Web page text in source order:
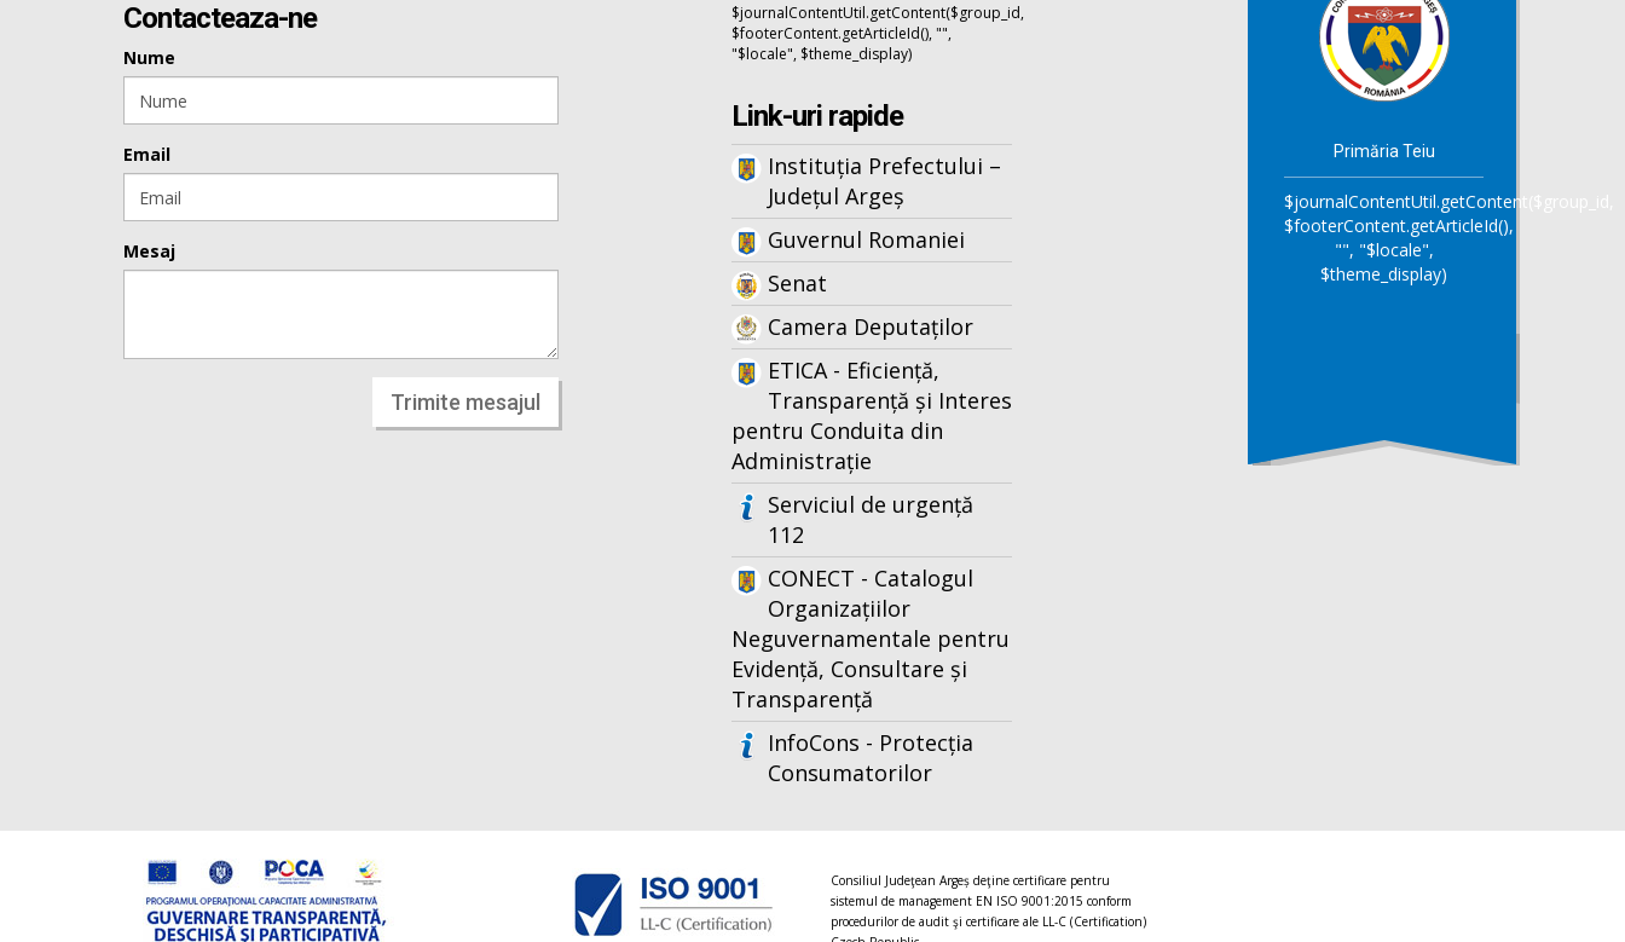
Contacteaza-ne
Nume
Email
Mesaj
Trimite mesajul
$journalContentUtil.getContent($group_id,
$footerContent.getArticleId(), "",
"$locale", $theme_display)
Link-uri rapide
Instituția Prefectului –
Județul Argeș
Guvernul Romaniei
Senat
Camera Deputaților
ETICA - Eficiență,
Transparență și Interes
pentru Conduita din
Administrație
Serviciul de urgență
112
CONECT - Catalogul
Organizațiilor
Neguvernamentale pentru
Evidență, Consultare și
Transparență
InfoCons - Protecția
Consumatorilor
Primăria Teiu
$journalContentUtil.getContent($group_id,
$footerContent.getArticleId(),
"", "$locale",
$theme_display)
Consiliul Judeţean Argeș deţine certificare pentru
sistemul de management EN ISO 9001:2015 conform
procedurilor de audit şi certificare ale LL-C (Certification)